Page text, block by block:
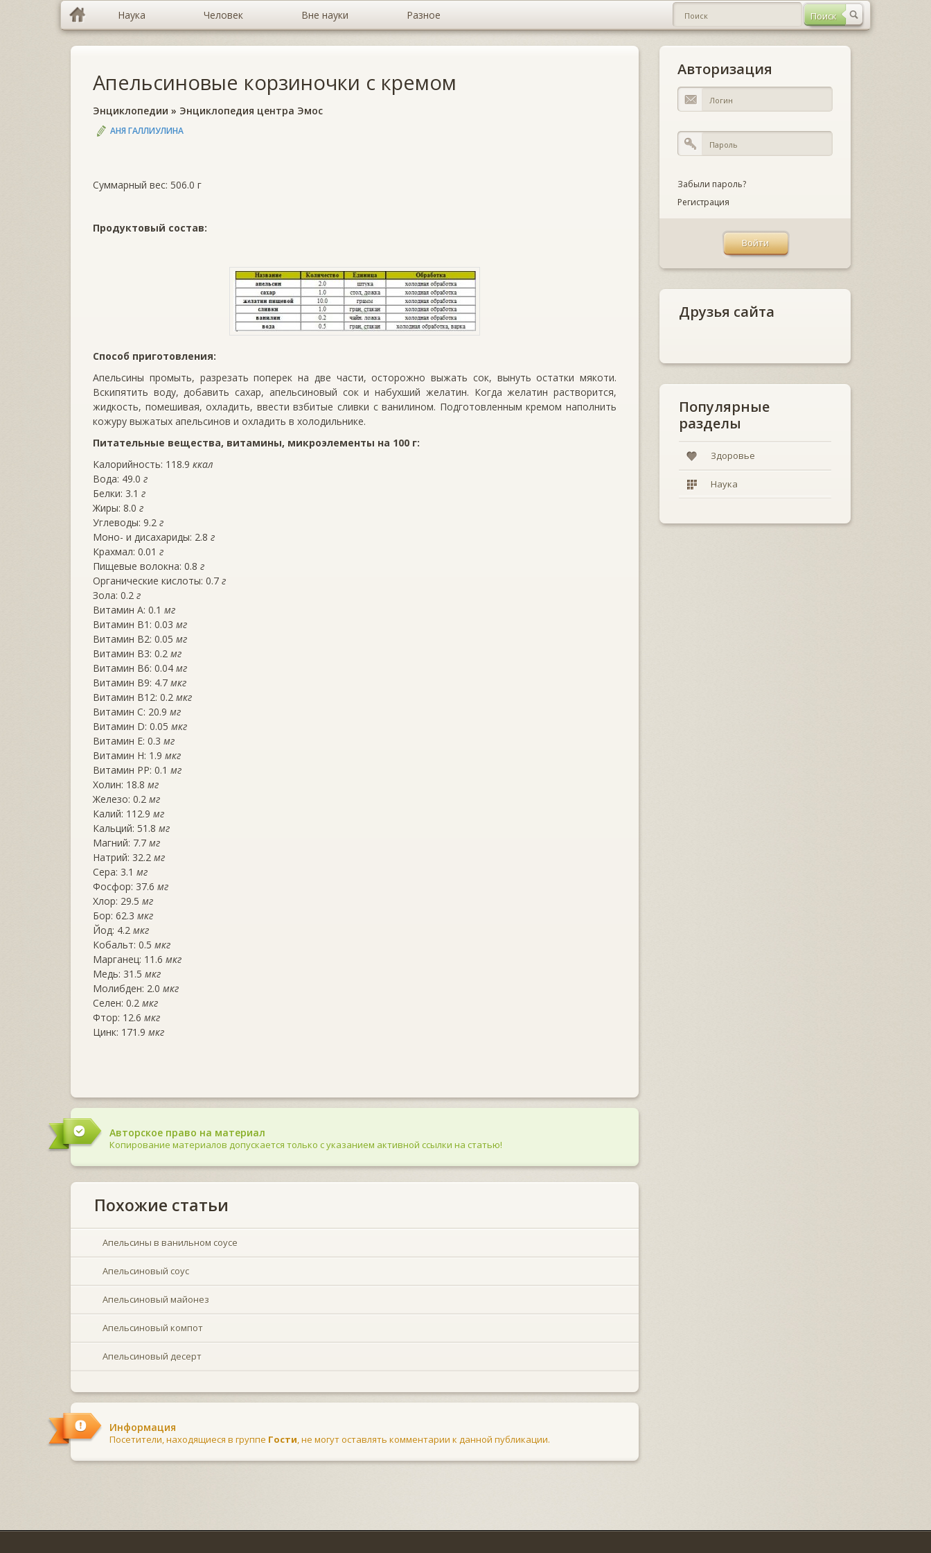
Наука Человек Вне науки Разное
Апельсиновые корзиночки с кремом
Энциклопедии » Энциклопедия центра Эмос
АНЯ ГАЛЛИУЛИНА
Суммарный вес: 506.0 г
Продуктовый состав:
Способ приготовления:
Апельсины промыть, разрезать поперек на две части, осторожно выжать сок, вынуть остатки мякоти.
Вскипятить воду, добавить сахар, апельсиновый сок и набухший желатин. Когда желатин растворится,
жидкость, помешивая, охладить, ввести взбитые сливки с ванилином. Подготовленным кремом наполнить
кожуру выжатых апельсинов и охладить в холодильнике.
Питательные вещества, витамины, микроэлементы на 100 г:
Калорийность: 118.9 ккал
Вода: 49.0 г
Белки: 3.1 г
Жиры: 8.0 г
Углеводы: 9.2 г
Моно- и дисахариды: 2.8 г
Крахмал: 0.01 г
Пищевые волокна: 0.8 г
Органические кислоты: 0.7 г
Зола: 0.2 г
Витамин A: 0.1 мг
Витамин B1: 0.03 мг
Витамин B2: 0.05 мг
Витамин B3: 0.2 мг
Витамин B6: 0.04 мг
Витамин B9: 4.7 мкг
Витамин B12: 0.2 мкг
Витамин C: 20.9 мг
Витамин D: 0.05 мкг
Витамин E: 0.3 мг
Витамин H: 1.9 мкг
Витамин PP: 0.1 мг
Холин: 18.8 мг
Железо: 0.2 мг
Калий: 112.9 мг
Кальций: 51.8 мг
Магний: 7.7 мг
Натрий: 32.2 мг
Сера: 3.1 мг
Фосфор: 37.6 мг
Хлор: 29.5 мг
Бор: 62.3 мкг
Йод: 4.2 мкг
Кобальт: 0.5 мкг
Марганец: 11.6 мкг
Медь: 31.5 мкг
Молибден: 2.0 мкг
Селен: 0.2 мкг
Фтор: 12.6 мкг
Цинк: 171.9 мкг
Авторское право на материал
Копирование материалов допускается только с указанием активной ссылки на статью!
Похожие статьи
Апельсины в ванильном соусе
Апельсиновый соус
Апельсиновый майонез
Апельсиновый компот
Апельсиновый десерт
Информация
Посетители, находящиеся в группе Гости, не могут оставлять комментарии к данной публикации.
Авторизация
Забыли пароль?
Регистрация
Друзья сайта
Популярные
разделы
Здоровье
Наука